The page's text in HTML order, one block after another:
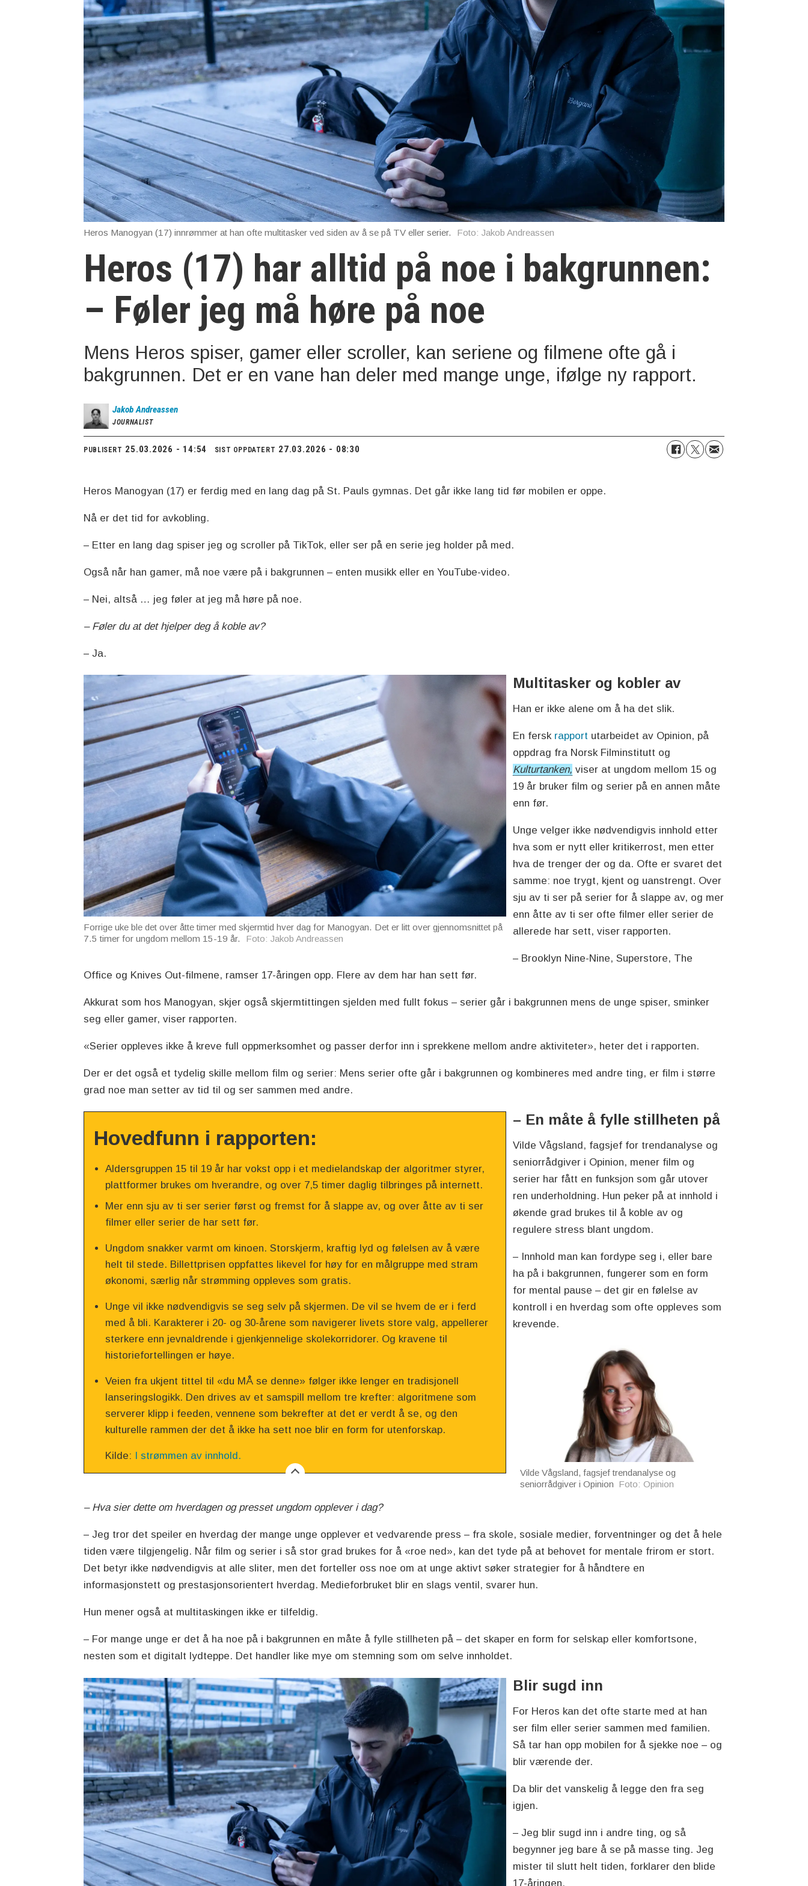
Heros Manogyan (17) innrømmer at han ofte multitasker ved siden av å se på TV eller serier. Foto: Jakob Andreassen
Heros (17) har alltid på noe i bakgrunnen:
– Føler jeg må høre på noe
Mens Heros spiser, gamer eller scroller, kan seriene og filmene ofte gå i
bakgrunnen. Det er en vane han deler med mange unge, ifølge ny rapport.
Jakob Andreassen
JOURNALIST
PUBLISERT 25.03.2026 - 14:54 SIST OPPDATERT 27.03.2026 - 08:30
Heros Manogyan (17) er ferdig med en lang dag på St. Pauls gymnas. Det går ikke lang tid før mobilen er oppe.
Nå er det tid for avkobling.
– Etter en lang dag spiser jeg og scroller på TikTok, eller ser på en serie jeg holder på med.
Også når han gamer, må noe være på i bakgrunnen – enten musikk eller en YouTube-video.
– Nei, altså … jeg føler at jeg må høre på noe.
– Føler du at det hjelper deg å koble av?
– Ja.
Forrige uke ble det over åtte timer med skjermtid hver dag for Manogyan. Det er litt over gjennomsnittet på
7.5 timer for ungdom mellom 15-19 år.
Foto: Jakob Andreassen
Multitasker og kobler av
Han er ikke alene om å ha det slik.
En fersk rapport utarbeidet av Opinion, på
oppdrag fra Norsk Filminstitutt og
Kulturtanken, viser at ungdom mellom 15 og
19 år bruker film og serier på en annen måte
enn før.
Unge velger ikke nødvendigvis innhold etter
hva som er nytt eller kritikerrost, men etter
hva de trenger der og da. Ofte er svaret det
samme: noe trygt, kjent og uanstrengt. Over
sju av ti ser på serier for å slappe av, og mer
enn åtte av ti ser ofte filmer eller serier de
allerede har sett, viser rapporten.
– Brooklyn Nine-Nine, Superstore, The
Office og Knives Out-filmene, ramser 17-åringen opp. Flere av dem har han sett før.
Akkurat som hos Manogyan, skjer også skjermtittingen sjelden med fullt fokus – serier går i bakgrunnen mens de unge spiser, sminker
seg eller gamer, viser rapporten.
«Serier oppleves ikke å kreve full oppmerksomhet og passer derfor inn i sprekkene mellom andre aktiviteter», heter det i rapporten.
Der er det også et tydelig skille mellom film og serier: Mens serier ofte går i bakgrunnen og kombineres med andre ting, er film i større
grad noe man setter av tid til og ser sammen med andre.
Hovedfunn i rapporten:
Aldersgruppen 15 til 19 år har vokst opp i et medielandskap der algoritmer styrer,
plattformer brukes om hverandre, og over 7,5 timer daglig tilbringes på internett.
Mer enn sju av ti ser serier først og fremst for å slappe av, og over åtte av ti ser
filmer eller serier de har sett før.
Ungdom snakker varmt om kinoen. Storskjerm, kraftig lyd og følelsen av å være
helt til stede. Billettprisen oppfattes likevel for høy for en målgruppe med stram
økonomi, særlig når strømming oppleves som gratis.
Unge vil ikke nødvendigvis se seg selv på skjermen. De vil se hvem de er i ferd
med å bli. Karakterer i 20- og 30-årene som navigerer livets store valg, appellerer
sterkere enn jevnaldrende i gjenkjennelige skolekorridorer. Og kravene til
historiefortellingen er høye.
Veien fra ukjent tittel til «du MÅ se denne» følger ikke lenger en tradisjonell
lanseringslogikk. Den drives av et samspill mellom tre krefter: algoritmene som
serverer klipp i feeden, vennene som bekrefter at det er verdt å se, og den
kulturelle rammen der det å ikke ha sett noe blir en form for utenforskap.
Kilde: I strømmen av innhold.
– En måte å fylle stillheten på
Vilde Vågsland, fagsjef for trendanalyse og
seniorrådgiver i Opinion, mener film og
serier har fått en funksjon som går utover
ren underholdning. Hun peker på at innhold i
økende grad brukes til å koble av og
regulere stress blant ungdom.
– Innhold man kan fordype seg i, eller bare
ha på i bakgrunnen, fungerer som en form
for mental pause – det gir en følelse av
kontroll i en hverdag som ofte oppleves som
krevende.
Vilde Vågsland, fagsjef trendanalyse og
seniorrådgiver i Opinion Foto: Opinion
– Hva sier dette om hverdagen og presset ungdom opplever i dag?
– Jeg tror det speiler en hverdag der mange unge opplever et vedvarende press – fra skole, sosiale medier, forventninger og det å hele
tiden være tilgjengelig. Når film og serier i så stor grad brukes for å «roe ned», kan det tyde på at behovet for mentale frirom er stort.
Det betyr ikke nødvendigvis at alle sliter, men det forteller oss noe om at unge aktivt søker strategier for å håndtere en
informasjonstett og prestasjonsorientert hverdag. Medieforbruket blir en slags ventil, svarer hun.
Hun mener også at multitaskingen ikke er tilfeldig.
– For mange unge er det å ha noe på i bakgrunnen en måte å fylle stillheten på – det skaper en form for selskap eller komfortsone,
nesten som et digitalt lydteppe. Det handler like mye om stemning som om selve innholdet.
Blir sugd inn
For Heros kan det ofte starte med at han
ser film eller serier sammen med familien.
Så tar han opp mobilen for å sjekke noe – og
blir værende der.
Da blir det vanskelig å legge den fra seg
igjen.
– Jeg blir sugd inn i andre ting, og så
begynner jeg bare å se på masse ting. Jeg
mister til slutt helt tiden, forklarer den blide
17-åringen.